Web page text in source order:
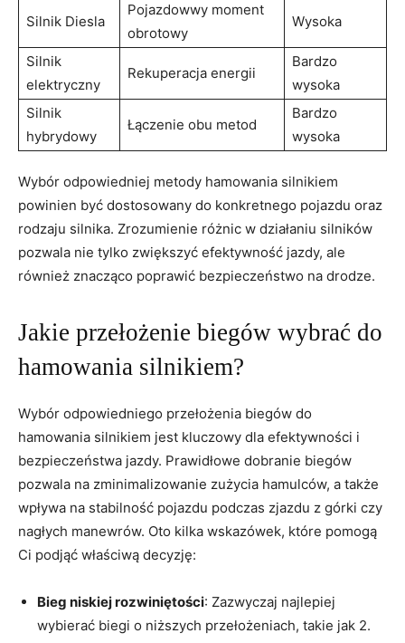
Silnik Diesla
Pojazdowwy moment
obrotowy
Wysoka
Silnik
elektryczny
Rekuperacja energii
Bardzo
wysoka
Silnik
hybrydowy
Łączenie obu metod
Bardzo
wysoka
Wybór odpowiedniej metody hamowania silnikiem
powinien być dostosowany do konkretnego pojazdu oraz
rodzaju silnika. Zrozumienie różnic w działaniu silników
pozwala nie tylko zwiększyć efektywność jazdy, ale
również znacząco poprawić bezpieczeństwo na drodze.
Jakie przełożenie biegów wybrać do
hamowania silnikiem?
Wybór odpowiedniego przełożenia biegów do
hamowania silnikiem jest kluczowy dla efektywności i
bezpieczeństwa jazdy. Prawidłowe dobranie biegów
pozwala na zminimalizowanie zużycia hamulców, a także
wpływa na stabilność pojazdu podczas zjazdu z górki czy
nagłych manewrów. Oto kilka wskazówek, które pomogą
Ci podjąć właściwą decyzję:
Bieg niskiej rozwiniętości: Zazwyczaj najlepiej
wybierać biegi o niższych przełożeniach, takie jak 2.